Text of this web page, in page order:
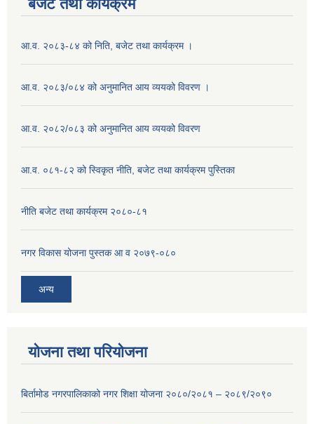
बजेट तथा कार्यक्रम
आ.व. २०८३-८४ को निति, बजेट तथा कार्यक्रम ।
आ.व. २०८३/०८४ को अनुमानित आय व्ययको विवरण ।
आ.व. २०८२/०८३ को अनुमानित आय व्ययको विवरण
आ.व. ०८१-८२ को स्विकृत नीति, बजेट तथा कार्यक्रम पुस्तिका
नीति बजेट तथा कार्यक्रम २०८०-८१
नगर विकास योजना पुस्तक आ व २०७९-०८०
अन्य
योजना तथा परियोजना
बिर्तामोड नगरपालिकाको नगर शिक्षा योजना २०८०/२०८१ – २०८९/२०९०